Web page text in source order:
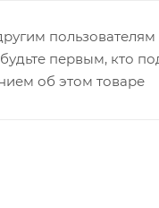
пользователям
первым, кто
об этом товаре